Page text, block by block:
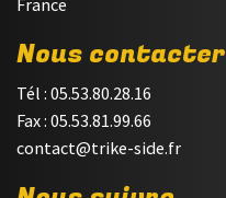
Nous contacter
Tél : 05.53.80.28.16
Fax : 05.53.81.99.66
contact@trike-side.fr